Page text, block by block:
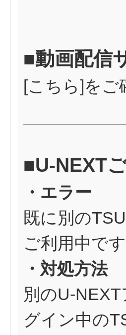
■動画配信
[こちら]をご
■U-NEXT
・エラー
既に別の
ご利用中です
・対処方法
別のU-
グイン中の